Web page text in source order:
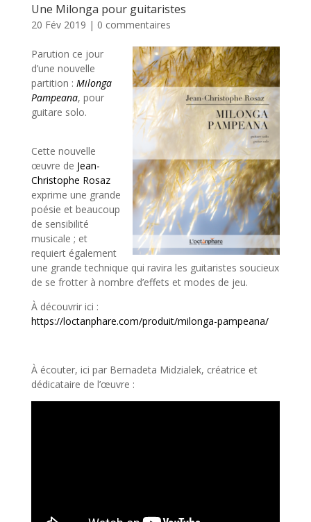
Une Milonga pour guitaristes
20 Fév 2019 | 0 commentaires
Parution ce jour
d’une nouvelle
partition : Milonga
Pampeana, pour
guitare solo.
Cette nouvelle
œuvre de Jean-
Christophe Rosaz
exprime une grande
poésie et beaucoup
de sensibilité
musicale ; et
requiert également
une grande technique qui ravira les guitaristes soucieux
de se frotter à nombre d’effets et modes de jeu.
À découvrir ici :
https://loctanphare.com/produit/milonga-pampeana/
À écouter, ici par Bernadeta Midzialek, créatrice et
dédicataire de l’œuvre :